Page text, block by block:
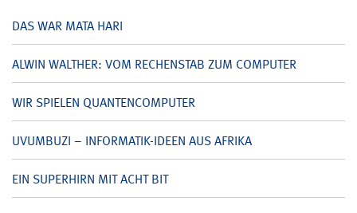
DAS WAR MATA HARI
ALWIN WALTHER: VOM RECHENSTAB ZUM COMPUTER
WIR SPIELEN QUANTENCOMPUTER
UVUMBUZI – INFORMATIK-IDEEN AUS AFRIKA
EIN SUPERHIRN MIT ACHT BIT